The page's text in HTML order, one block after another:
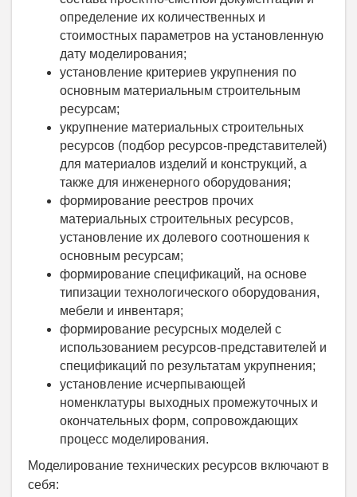
определение их количественных и
стоимостных параметров на установленную
дату моделирования;
установление критериев укрупнения по
основным материальным строительным
ресурсам;
укрупнение материальных строительных
ресурсов (подбор ресурсов-представителей)
для материалов изделий и конструкций, а
также для инженерного оборудования;
формирование реестров прочих
материальных строительных ресурсов,
установление их долевого соотношения к
основным ресурсам;
формирование спецификаций, на основе
типизации технологического оборудования,
мебели и инвентаря;
формирование ресурсных моделей с
использованием ресурсов-представителей и
спецификаций по результатам укрупнения;
установление исчерпывающей
номенклатуры выходных промежуточных и
окончательных форм, сопровождающих
процесс моделирования.
Моделирование технических ресурсов включают в
себя: